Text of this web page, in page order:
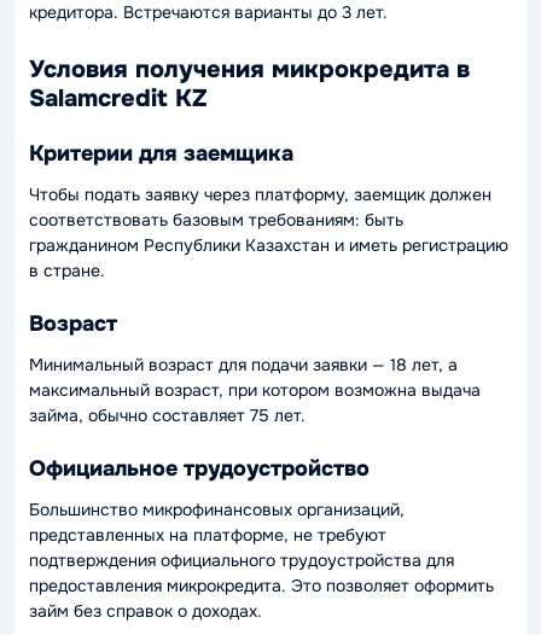
кредитора. Встречаются варианты до 3 лет.
Условия получения микрокредита в
Salamcredit KZ
Критерии для заемщика
Чтобы подать заявку через платформу, заемщик должен
соответствовать базовым требованиям: быть
гражданином Республики Казахстан и иметь регистрацию
в стране.
Возраст
Минимальный возраст для подачи заявки — 18 лет, а
максимальный возраст, при котором возможна выдача
займа, обычно составляет 75 лет.
Официальное трудоустройство
Большинство микрофинансовых организаций,
представленных на платформе, не требуют
подтверждения официального трудоустройства для
предоставления микрокредита. Это позволяет оформить
займ без справок о доходах.